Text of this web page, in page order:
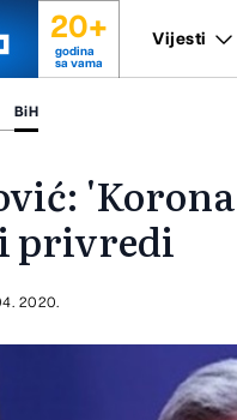
20+
godina
sa vama
Vijesti
BiH
privredi
2020.